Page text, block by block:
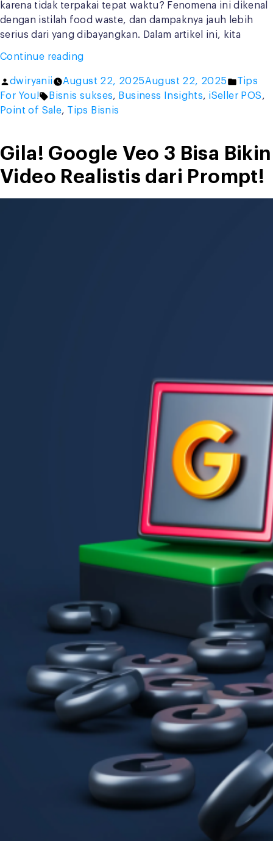
karena tidak terpakai tepat waktu? Fenomena ini dikenal
dengan istilah food waste, dan dampaknya jauh lebih
serius dari yang dibayangkan. Dalam artikel ini, kita
Continue reading“Food
Management:
Cara
Cerdas
Profit
Bisnis
Kuliner”
Posted
by
dwiryanii August 22, 2025August 22, 2025
Posted
in
Tips
For You!
Tags:
Bisnis sukses, Business Insights, iSeller POS,
Point of Sale, Tips Bisnis
Gila! Google Veo 3 Bisa Bikin
Video Realistis dari Prompt!